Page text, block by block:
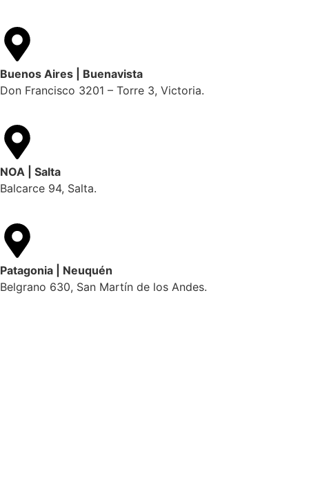
Buenos Aires | Buenavista
Don Francisco 3201 – Torre 3, Victoria.
NOA | Salta
Balcarce 94, Salta.
Patagonia | Neuquén
Belgrano 630, San Martín de los Andes.